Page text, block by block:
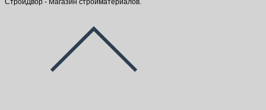
СтройДвор - Магазин стройматериалов.